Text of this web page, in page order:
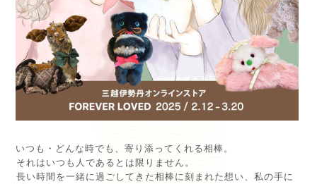
いつも・どんな時でも、寄り添ってくれる相棒。⁡
⁡それはいつも人であるとは限りません。⁡
⁡長い時間を一緒に過ごしてきた相棒に刻まれた想い、私の手に